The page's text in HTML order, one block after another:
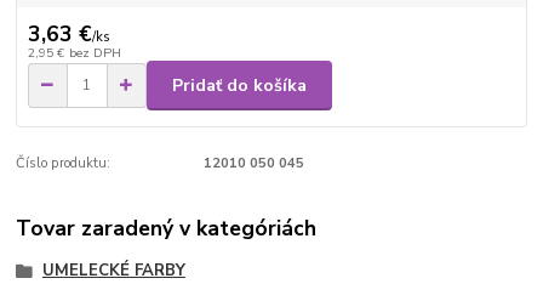
3,63 €/ks
2,95 € bez DPH
Pridať do košíka
Číslo produktu: 12010 050 045
Tovar zaradený v kategóriách
UMELECKÉ FARBY